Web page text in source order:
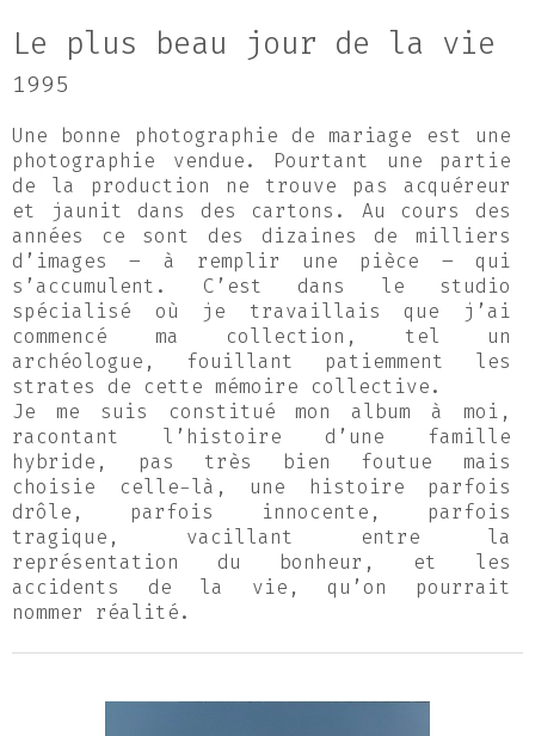
Le plus beau jour de la vie
1995
Une bonne photographie de mariage est une
photographie vendue. Pourtant une partie
de la production ne trouve pas acquéreur
et jaunit dans des cartons. Au cours des
années ce sont des dizaines de milliers
d’images – à remplir une pièce – qui
s’accumulent. C’est dans le studio
spécialisé où je travaillais que j’ai
commencé ma collection, tel un
archéologue, fouillant patiemment les
strates de cette mémoire collective.
Je me suis constitué mon album à moi,
racontant l’histoire d’une famille
hybride, pas très bien foutue mais
choisie celle-là, une histoire parfois
drôle, parfois innocente, parfois
tragique, vacillant entre la
représentation du bonheur, et les
accidents de la vie, qu’on pourrait
nommer réalité.